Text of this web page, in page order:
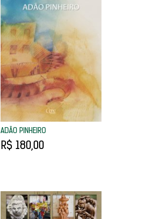
ADÃO PINHEIRO
R$ 180,00